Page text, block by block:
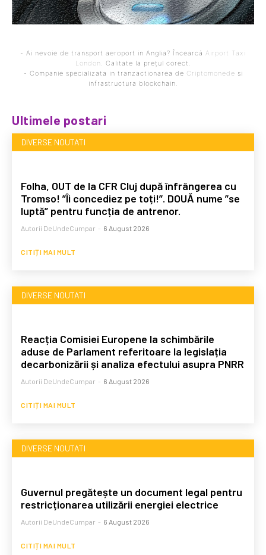
- Ai nevoie de transport aeroport in Anglia? Încearcă Airport Taxi
London
. Calitate la prețul corect.
- Companie specializata in tranzactionarea de Criptomonede si
infrastructura blockchain.
Ultimele postari
DIVERSE NOUTATI
Folha, OUT de la CFR Cluj după înfrângerea cu
Tromso! ”Îi concediez pe toți!”. DOUĂ nume ”se
luptă” pentru funcția de antrenor.
Autorii DeUndeCumpar - 6 August 2026
CITIȚI MAI MULT
DIVERSE NOUTATI
Reacția Comisiei Europene la schimbările
aduse de Parlament referitoare la legislația
decarbonizării și analiza efectului asupra PNRR
Autorii DeUndeCumpar - 6 August 2026
CITIȚI MAI MULT
DIVERSE NOUTATI
Guvernul pregătește un document legal pentru
restricționarea utilizării energiei electrice
Autorii DeUndeCumpar - 6 August 2026
CITIȚI MAI MULT